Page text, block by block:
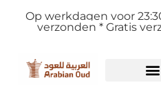
Op werkdagen voor
verzonden * Gratis